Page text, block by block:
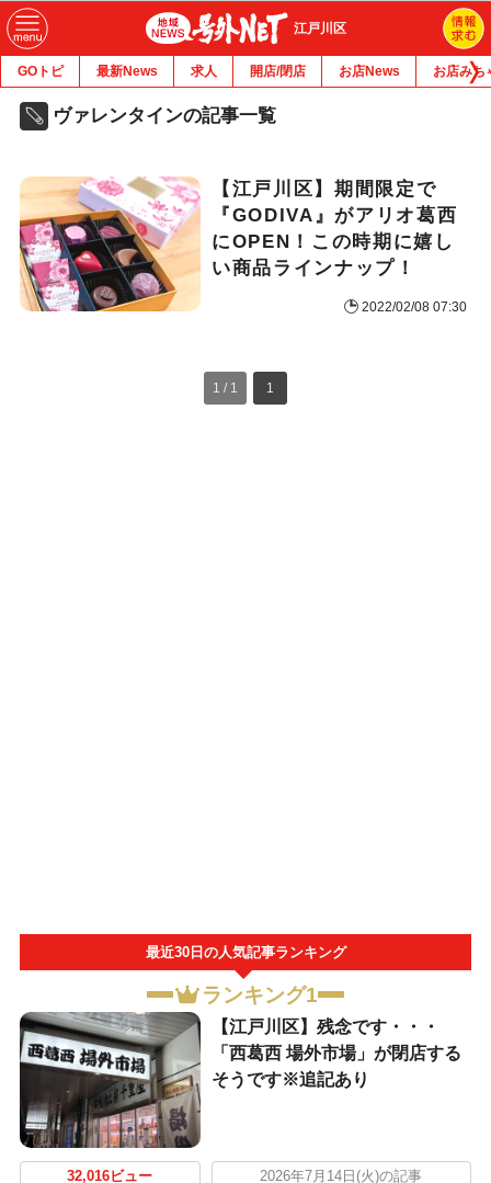
江戸川区
GOトピ 最新News 求人 開店/閉店 お店News お店みち
ヴァレンタインの記事一覧
【江戸川区】期間限定で
『GODIVA』がアリオ葛西
にOPEN！この時期に嬉し
い商品ラインナップ！
2022/02/08 07:30
1 / 1 1
最近30日の人気記事ランキング
ランキング1
【江戸川区】残念です・・・
「西葛西 場外市場」が閉店する
そうです※追記あり
32,016ビュー 2026年7月14日(火)の記事